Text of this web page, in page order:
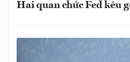
Hai quan chức Fed kêu